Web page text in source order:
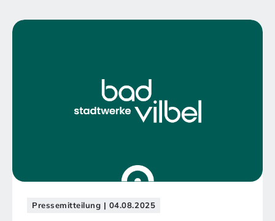
Pressemitteilung | 04.08.2025